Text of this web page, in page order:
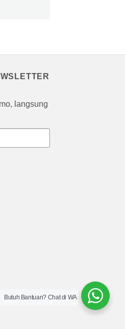
langsung
Butuh Bantuan? Chat di WA